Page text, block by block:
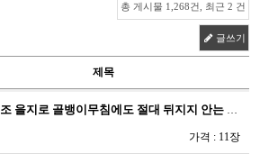
총 게시물 1,268건, 최근 2 건
글쓰기
제목
을지로 골뱅이무침에도 절대 뒤지지 안는 희망이표 골뱅이 …
가격 : 11장